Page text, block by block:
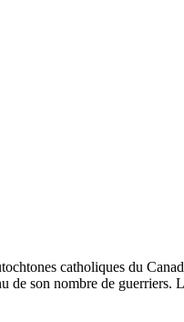
catholiques du
de son nombre de